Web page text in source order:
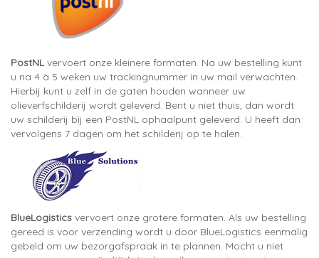
PostNLvervoert onze kleinere formaten. Na uw bestelling kunt
u na 4 à 5 weken uw trackingnummer in uw mail verwachten.
Hierbij kunt u zelf in de gaten houden wanneer uw
olieverfschilderij wordt geleverd. Bent u niet thuis, dan wordt
uw schilderij bij een PostNL ophaalpunt geleverd. U heeft dan
vervolgens 7 dagen om het schilderij op te halen.
BlueLogistics vervoert onze grotere formaten. Als uw bestelling
gereed is voor verzending wordt u door BlueLogistics eenmalig
gebeld om uw bezorgafspraak in te plannen. Mocht u niet